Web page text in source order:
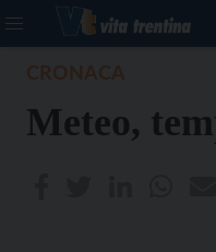
Meteo,